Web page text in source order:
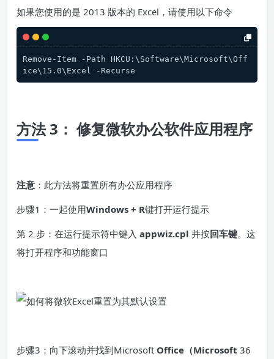
如果您使用的是 2013 版本的 Excel，请使用以下命令
Remove-Item -Path HKCU:\Software\Microsoft\Off
ice\15.0\Excel -Recurse
方法 3： 修复微软办公软件应用程序
注意 ：此方法将重置所有办公应用程序
步骤1：一起使用Windows + R键打开运行提示
第 2 步：在运行提示符中键入 appwiz.cpl 并按回车键。这
将打开程序和功能窗口
步骤3：向下滚动并找到Microsoft Office（Microsoft 36